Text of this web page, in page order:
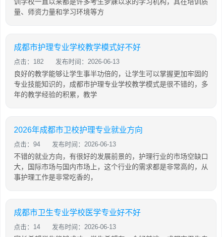
量、师资力量和学习环境等方
成都市护理专业学校教学模式好不好
点击：182 发布时间：2026-06-13
良好的教学能够让学生事半功倍的，让学生可以掌握更加牢固的
专业技能知识的，成都市护理专业学校教学模式是很不错的，多
年的教学经验的积累，教学
2026年成都市卫校护理专业就业方向
点击：94 发布时间：2026-06-13
不错的就业方向，有很好的发展前景的，护理行业的市场空缺口
大，国际市场与国内市场上，这个行业的需求都是非常高的，从
事护理工作是非常吃香的，
成都市卫生专业学校医学专业好不好
点击：14 发布时间：2026-06-13